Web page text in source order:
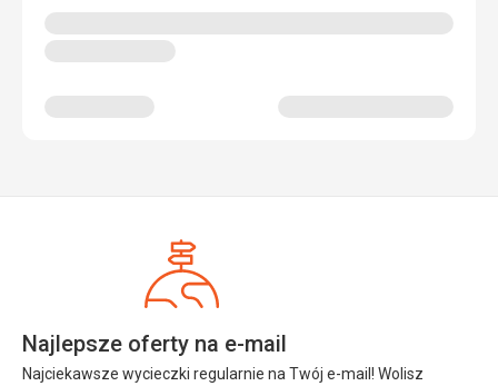
Najlepsze oferty na e-mail
Najciekawsze wycieczki regularnie na Twój e-mail! Wolisz